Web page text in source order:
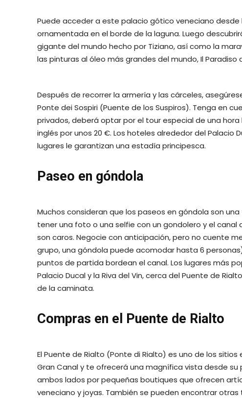
Puede acceder a este palacio gótico veneciano desde
ornamentada en el borde de la laguna. Luego
gigante del mundo hecho por Tiziano, así como la
las pinturas al óleo más grandes del mundo, Il Paradiso
Después de recorrer la armería y las cárceles,
Ponte dei Sospiri (Puente de los Suspiros). Tenga en
privados, deberá optar por el tour especial de una hora
inglés por unos 20 €. Los hoteles alrededor del Palacio
lugares le garantizan una estadía principesca.
Paseo en góndola
Muchos consideran que los paseos en góndola son
tener una foto o una selfie con un gondolero y el
son caros. Negocie con anticipación, pero no cuente
grupo, una góndola puede acomodar hasta 6
puntos de partida bordean el canal. Los lugares más
Palacio Ducal y la Riva del Vin, cerca del Puente de
de la caminata.
Compras en el Puente de Rialto
El Puente de Rialto (Ponte di Rialto) es uno de los
Gran Canal y te ofrecerá una magnífica vista desde
ambos lados por pequeñas boutiques que ofrecen
veneciano y joyas. También se pueden encontrar